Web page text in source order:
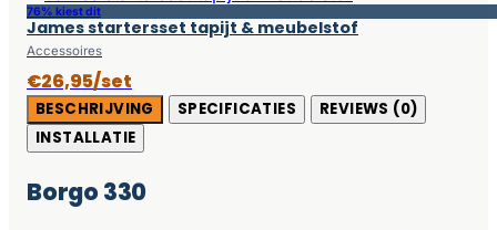
76% kiest dit
James startersset tapijt & meubelstof
Accessoires
€26,95/set
BESCHRIJVING SPECIFICATIES
REVIEWS (0)
INSTALLATIE
Borgo 330